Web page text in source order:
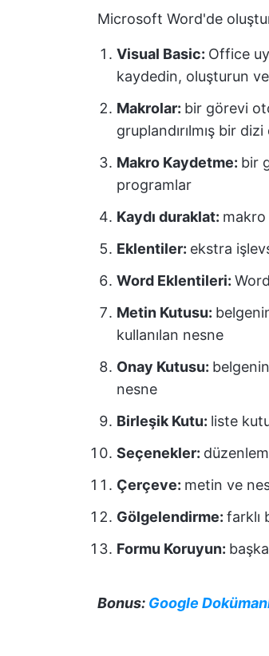
Microsoft Word'de
Visual Basic: Office
kaydedin, oluşturun
Makrolar: bir görevi
gruplandırılmış bir
Makro Kaydetme: bir
programlar
Kaydı duraklat: makro
Eklentiler: ekstra
Word Eklentileri:
Metin Kutusu:
kullanılan nesne
Onay Kutusu:
nesne
Birleşik Kutu: liste
Seçenekler:
Çerçeve: metin ve
Gölgelendirme: farklı
Formu Koruyun:
Bonus: Google